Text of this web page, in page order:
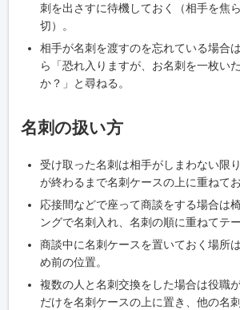
刺を出さすに待機しておく（相手を焦
切）。
相手が名刺を渡すのを忘れている場合
ら「恐れ入りますが、お名刺を一枚い
か？」と尋ねる。
名刺の扱い方
受け取った名刺は相手がしまわない限
が終わるまで名刺ケースの上に重ねてお
応接間などで座って商談をする場合は
ングで名刺入れ、名刺の順に重ねてテ
商談中に名刺ケースを置いておく場所
め前の位置。
複数の人と名刺交換をした場合は役職
だけを名刺ケースの上に置き、他の名